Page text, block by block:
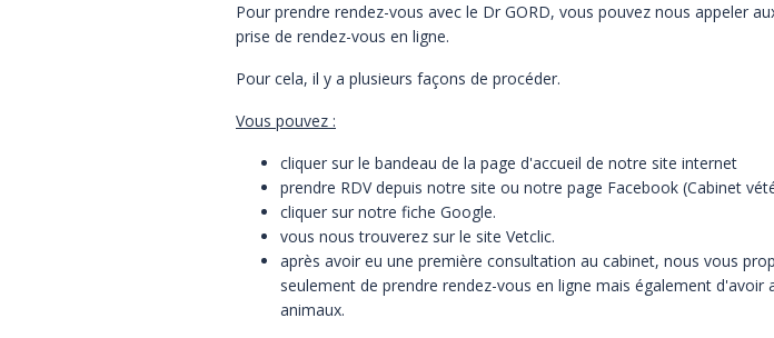
Pour prendre rendez-vous avec le Dr GORD, vous pouvez nous appeler
prise de rendez-vous en ligne.
Pour cela, il y a plusieurs façons de procéder.
Vous pouvez :
cliquer sur le bandeau de la page d'accueil de notre site internet
prendre RDV depuis notre site ou notre page Facebook (Cabinet
cliquer sur notre fiche Google.
vous nous trouverez sur le site Vetclic.
après avoir eu une première consultation au cabinet, nous vous
seulement de prendre rendez-vous en ligne mais également
animaux.